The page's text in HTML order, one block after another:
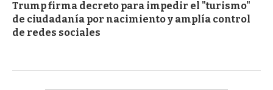
Trump firma decreto para impedir el "turismo"
de ciudadanía por nacimiento y amplía control
de redes sociales